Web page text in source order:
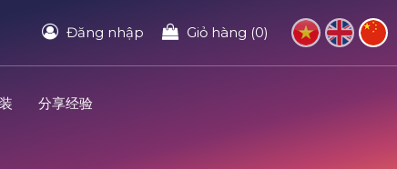
Đăng nhập Giỏ hàng (0)
分享经验